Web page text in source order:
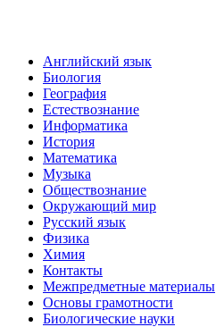
Английский язык
Биология
География
Естествознание
Информатика
История
Математика
Музыка
Обществознание
Окружающий мир
Русский язык
Физика
Химия
Контакты
Межпредметные материалы
Основы грамотности
Биологические науки